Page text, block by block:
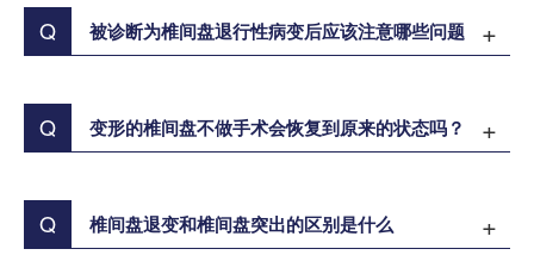
Q 被诊断为椎间盘退行性病变后应该注意哪些问题
Q 变形的椎间盘不做手术会恢复到原来的状态吗？
Q 椎间盘退变和椎间盘突出的区别是什么